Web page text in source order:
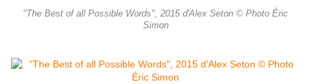
"The Best of all Possible Words", 2015 d'Alex Seton © Photo Éric
Simon